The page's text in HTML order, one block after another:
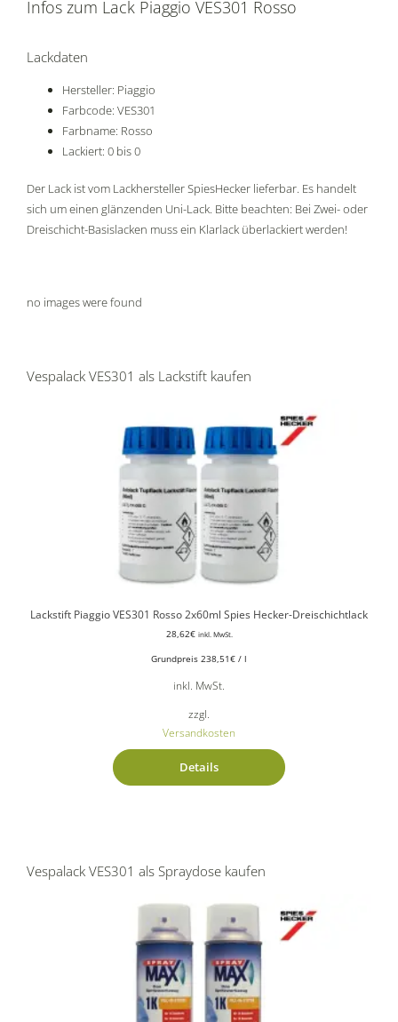
Infos zum Lack Piaggio VES301 Rosso
Lackdaten
Hersteller: Piaggio
Farbcode: VES301
Farbname: Rosso
Lackiert: 0 bis 0
Der Lack ist vom Lackhersteller SpiesHecker lieferbar. Es handelt
sich um einen glänzenden Uni-Lack. Bitte beachten: Bei Zwei- oder
Dreischicht-Basislacken muss ein Klarlack überlackiert werden!
no images were found
Vespalack VES301 als Lackstift kaufen
Lackstift Piaggio VES301 Rosso 2x60ml Spies Hecker-Dreischichtlack
28,62€ inkl. MwSt.
Grundpreis 238,51€ / l
inkl. MwSt.
zzgl.
Versandkosten
Details
Vespalack VES301 als Spraydose kaufen